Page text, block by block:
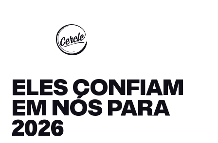
ELES CONFIAM
EM NÓS PARA
2026